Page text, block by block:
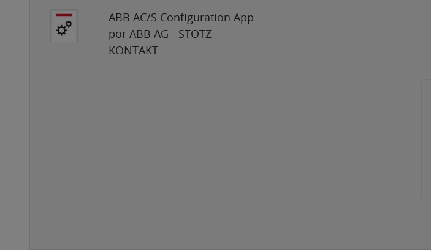
ABB AC/S Configuration App
por ABB AG - STOTZ-
KONTAKT